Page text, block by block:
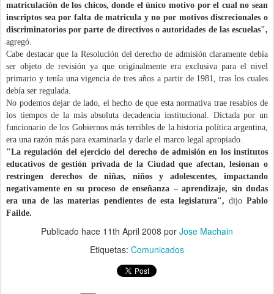
matriculación de los chicos, donde el único motivo por el cual no sean
inscriptos sea por falta de matricula y no por motivos discrecionales o
discriminatorios por parte de directivos o autoridades de las escuelas",
agregó.
Cabe destacar quela Resolución del derecho de admisión claramente debía
ser objeto de revisión ya que originalmente era exclusiva para el nivel
primario y tenía una vigencia de tres años a partir de 1981, tras los cuales
debía ser regulada.
No podemos dejar de lado, el hecho de que esta normativa trae resabios de
los tiempos de la más absoluta decadencia institucional. Dictada por un
funcionario de los Gobiernos más terribles de la historia política argentina,
era una razón más para examinarla y darle el marco legal apropiado.
"La regulación del ejercicio del derecho de admisión en los institutos
educativos de gestión privada de la Ciudad que afectan, lesionan o
restringen derechos de niñas, niños y adolescentes, impactando
negativamente en su proceso de enseñanza – aprendizaje, sin dudas
erauna de las materias pendientes de esta legislatura", dijoPablo
Failde.
Publicado hace 11th April 2008 por Jose Machain
Etiquetas: Comunicados